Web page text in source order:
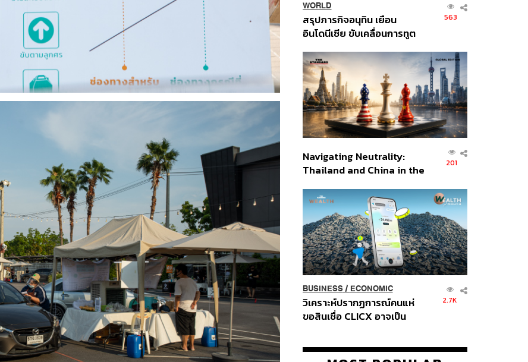
WORLD
สรุปภารกิจอนุทิน เยือน
อินโดนีเซีย ขับเคลื่อนการทูต
ส่วนยุทธศาสตร์ไทย –
อินโดนีเซีย
563
Navigating Neutrality:
Thailand and China in the
Order
201
BUSINESS/ ECONOMIC
วิเคราะห์ปรากฏการณ์คนแห่
ขอสินเชื่อ CLICX อาจเป็น
ปัญหาหนี้ครัวเรือนไทยที่ถูกซุก
2.7K